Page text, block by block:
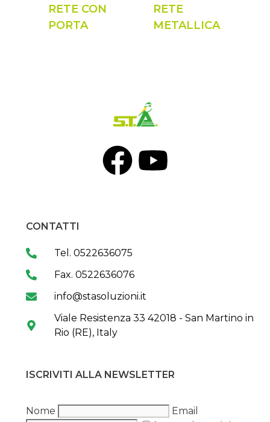
RETE CON
PORTA
RETE
METALLICA
CONTATTI
Tel. 0522636075
Fax. 0522636076
info@stasoluzioni.it
Viale Resistenza 33 42018 - San Martino in
Rio (RE), Italy
ISCRIVITI ALLA NEWSLETTER
Nome
Email